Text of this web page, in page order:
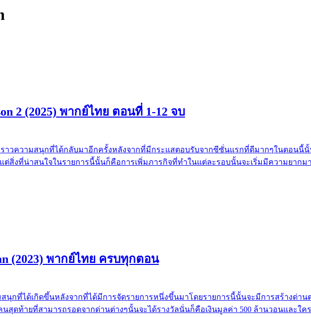
2 (2025) พากย์ไทย ตอนที่ 1-12 จบ
เรื่องราวความสนุกที่ได้กลับมาอีกครั้งหลังจากที่มีกระแสตอบรับจากซีซั่นแรกที่ดีมากๆในตอ
สิ่งที่น่าสนใจในรายการนี้นั้นก็คือการเพิ่มภารกิจที่ทำในแต่ละรอบนั้นจะเริ่มมีความยากมา
(2023) พากย์ไทย ครบทุกตอน
ามสนุกที่ได้เกิดขึ้นหลังจากที่ได้มีการจัดรายการหนึ่งขึ้นมาโดยรายการนี้นั้นจะมีการสร้างด่
สุดท้ายที่สามารถรอดจากด่านต่างๆนั้นจะได้รางวัลนั่นก็คือเงินมูลค่า 500 ล้านวอนและใค